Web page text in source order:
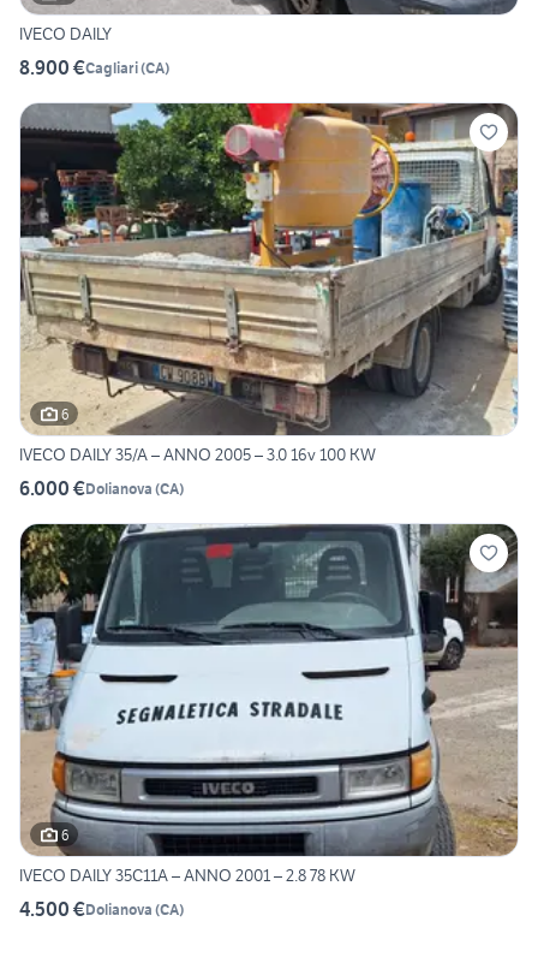
IVECO DAILY
8.900 €Cagliari(CA)
6
IVECO DAILY 35/A – ANNO 2005 – 3.0 16v 100 KW
6.000 €Dolianova (CA)
6
IVECO DAILY 35C11A – ANNO 2001 – 2.8 78 KW
4.500 €Dolianova (CA)